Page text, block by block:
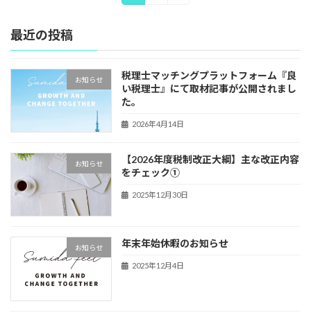
の
ペ
ー
ジ
送
り
定
ジ
ジ
最近の投稿
お知らせ
税理士マッチングプラットフォーム『良
い税理士』にて取材記事が公開されまし
た。
2026年4月14日
お知らせ
【2026年度税制改正大綱】主な改正内容
をチェック①
2025年12月30日
お知らせ 年末年始休暇のお知らせ
2025年12月4日